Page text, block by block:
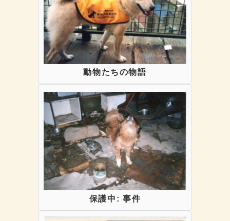
動物たちの物語
保護中: 事件